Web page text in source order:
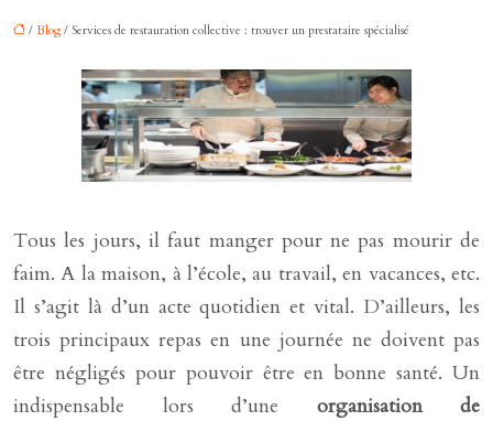
/ Blog / Services de restauration collective : trouver un prestataire spécialisé
Tous les jours, il faut manger pour ne pas mourir de
faim. A la maison, à l’école, au travail, en vacances, etc.
Il s’agit là d’un acte quotidien et vital. D’ailleurs, les
trois principaux repas en une journée ne doivent pas
être négligés pour pouvoir être en bonne santé. Un
indispensable lors d’une organisation de